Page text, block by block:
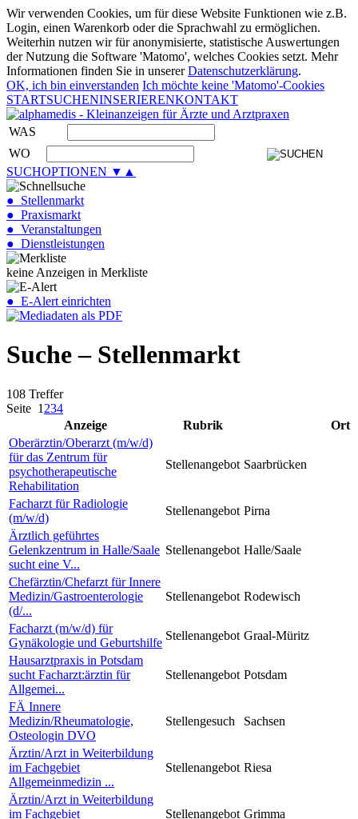
Wir verwenden Cookies, um für diese Website Funktionen wie z.B.
Login, einen Warenkorb oder die Sprachwahl zu ermöglichen.
Weiterhin nutzen wir für anonymisierte, statistische Auswertungen
der Nutzung die Software 'Matomo', welches Cookies setzt. Mehr
Informationen finden Sie in unsererDatenschutzerklärung.
OK, ich bin einverstanden Ich möchte keine 'Matomo'-Cookies
STARTSUCHENINSERIERENKONTAKT
WAS
WO
SUCHOPTIONEN ▼▲
● Stellenmarkt
● Praxismarkt
● Veranstaltungen
● Dienstleistungen
keine Anzeigen in Merkliste
● E-Alert einrichten
Suche – Stellenmarkt
108 Treffer
Seite 1 234
Anzeige
Rubrik
Ort
Oberärztin/Oberarzt (m/w/d)
für das Zentrum für
psychotherapeutische
Rehabilitation
Stellenangebot Saarbrücken
Facharzt für Radiologie
(m/w/d)
Stellenangebot Pirna
Ärztlich geführtes
Gelenkzentrum in Halle/Saale
sucht eine V...
Stellenangebot Halle/Saale
Chefärztin/Chefarzt für Innere
Medizin/Gastroenterologie
(d/...
Stellenangebot Rodewisch
Facharzt (m/w/d) für
Gynäkologie und Geburtshilfe
Stellenangebot Graal-Müritz
Hausarztpraxis in Potsdam
sucht Facharzt:ärztin für
Allgemei...
Stellenangebot Potsdam
FÄ Innere
Medizin/Rheumatologie,
Osteologin DVO
Stellengesuch Sachsen
Ärztin/Arzt in Weiterbildung
im Fachgebiet
Allgemeinmedizin ...
Stellenangebot Riesa
Ärztin/Arzt in Weiterbildung
im Fachgebiet
Stellenangebot Grimma